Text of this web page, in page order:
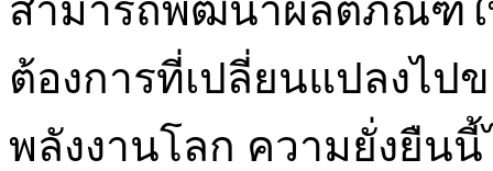
สามารถพัฒนาผลิตภัณฑ์ใ
ต้องการที่เปลี่ยนแปลงไป
พลังงานโลก ความยั่งยืน